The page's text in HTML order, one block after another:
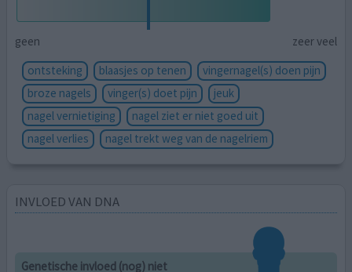
geen
zeer veel
ontsteking
blaasjes op tenen
vingernagel(s) doen pijn
broze nagels
vinger(s) doet pijn
jeuk
nagel vernietiging
nagel ziet er niet goed uit
nagel verlies
nagel trekt weg van de nagelriem
INVLOED VAN DNA
Genetische invloed (nog) niet